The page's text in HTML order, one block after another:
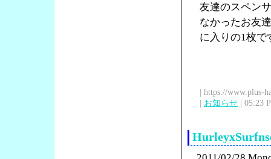
友達のスペン
なかったお友
に入りの1枚で
| https://www.plus-
| お知らせ | 05:23